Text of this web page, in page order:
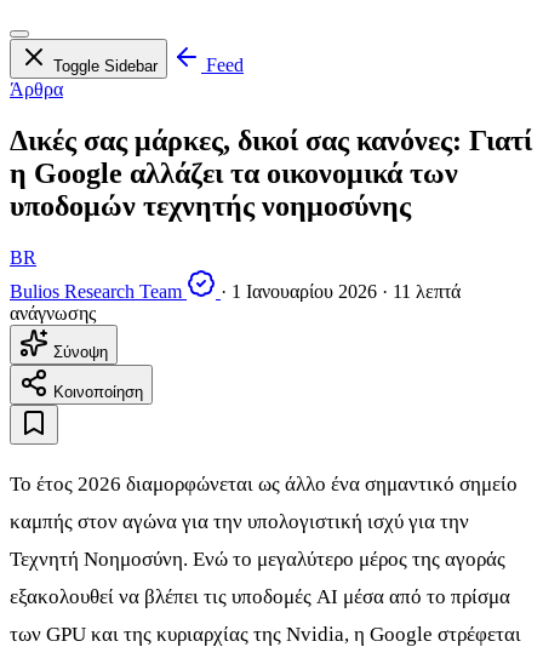
Toggle Sidebar
Feed
Άρθρα
Δικές σας μάρκες, δικοί σας κανόνες: Γιατί
η Google αλλάζει τα οικονομικά των
υποδομών τεχνητής νοημοσύνης
BR
Bulios Research Team
· 1 Ιανουαρίου 2026 · 11 λεπτά
ανάγνωσης
Σύνοψη
Κοινοποίηση
Το έτος 2026 διαμορφώνεται ως άλλο ένα σημαντικό σημείο
καμπής στον αγώνα για την υπολογιστική ισχύ για την
Τεχνητή Νοημοσύνη. Ενώ το μεγαλύτερο μέρος της αγοράς
εξακολουθεί να βλέπει τις υποδομές AI μέσα από το πρίσμα
των GPU και της κυριαρχίας της Nvidia, η Google στρέφεται